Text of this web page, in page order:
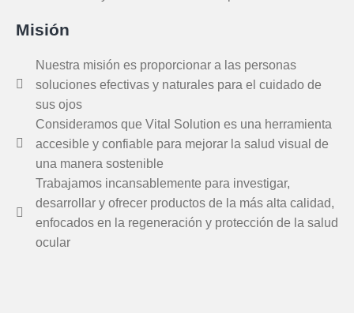
Misión
Nuestra misión es proporcionar a las personas
soluciones efectivas y naturales para el cuidado de
sus ojos
Consideramos que Vital Solution es una herramienta
accesible y confiable para mejorar la salud visual de
una manera sostenible
Trabajamos incansablemente para investigar,
desarrollar y ofrecer productos de la más alta calidad,
enfocados en la regeneración y protección de la salud
ocular